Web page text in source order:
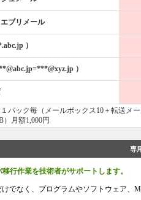
ブリメール
）
）
パック毎（メールボックス10＋転送メ
）月額1,000円
専
行作業を技術者がサポートします。
でなく、プログラムやソフトウェア、